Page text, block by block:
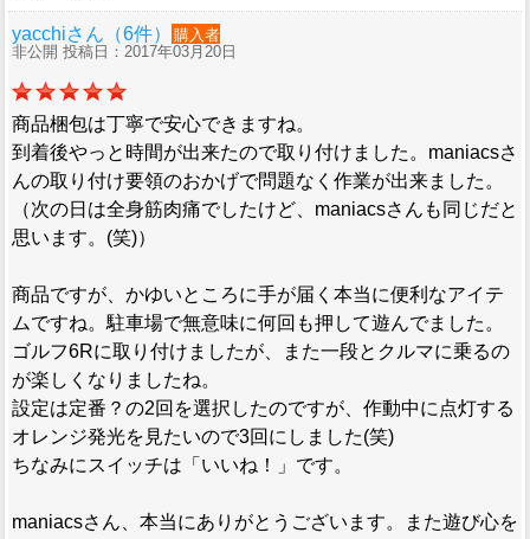
yacchiさん（6件）
購入者
非公開 投稿日：2017年03月20日
商品梱包は丁寧で安心できますね。
到着後やっと時間が出来たので取り付けました。maniacsさ
んの取り付け要領のおかげで問題なく作業が出来ました。
（次の日は全身筋肉痛でしたけど、maniacsさんも同じだと
思います。(笑)）
商品ですが、かゆいところに手が届く本当に便利なアイテ
ムですね。駐車場で無意味に何回も押して遊んでました。
ゴルフ6Rに取り付けましたが、また一段とクルマに乗るの
が楽しくなりましたね。
設定は定番？の2回を選択したのですが、作動中に点灯する
オレンジ発光を見たいので3回にしました(笑)
ちなみにスイッチは「いいね！」です。
maniacsさん、本当にありがとうございます。また遊び心を